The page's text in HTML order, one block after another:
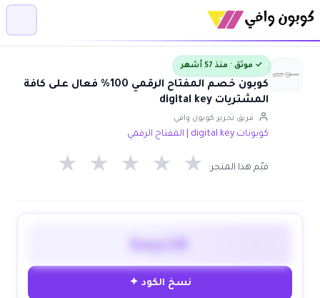
✓ موثق · منذ 57 أشهر
كوبون خصم المفتاح الرقمي 100% فعال على كافة
المشتريات digital key
فريق تحرير كوبون وافي
كوبونات digital key | المفتاح الرقمي
قيّم هذا المتجر: ★ ★ ★ ★ ★
key10
نسخ الكود ✦